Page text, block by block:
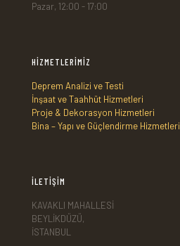
Pazar, 12:00 - 17:00
HİZMETLERİMİZ
Deprem Analizi ve Testi
İnşaat ve Taahhüt Hizmetleri
Proje & Dekorasyon Hizmetleri
Bina – Yapı ve Güçlendirme Hizmetleri
İLETİŞİM
KAVAKLI MAHALLESİ
BEYLİKDÜZÜ,
İSTANBUL